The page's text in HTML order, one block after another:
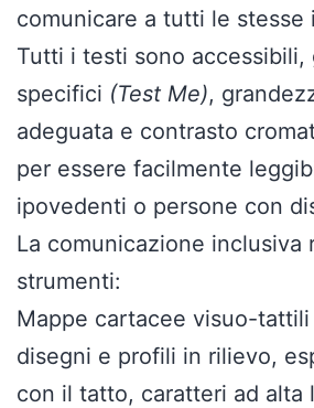
comunicare a tutti le stesse
Tutti i testi sono accessibili,
specifici (Test Me),
adeguata e contrasto
per essere facilmente
ipovedenti o persone con
La comunicazione inclusiva
strumenti:
Mappe cartacee visuo-
disegni e profili in rilievo,
con il tatto, caratteri ad alta